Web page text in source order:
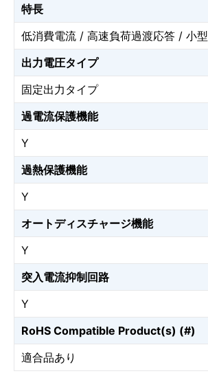
特長
低消費電流 / 高速負荷過渡応答 / 小
出力電圧タイプ
固定出力タイプ
過電流保護機能
Y
過熱保護機能
Y
オートディスチャージ機能
Y
突入電流抑制回路
Y
RoHS Compatible Product(s) (#)
適合品あり